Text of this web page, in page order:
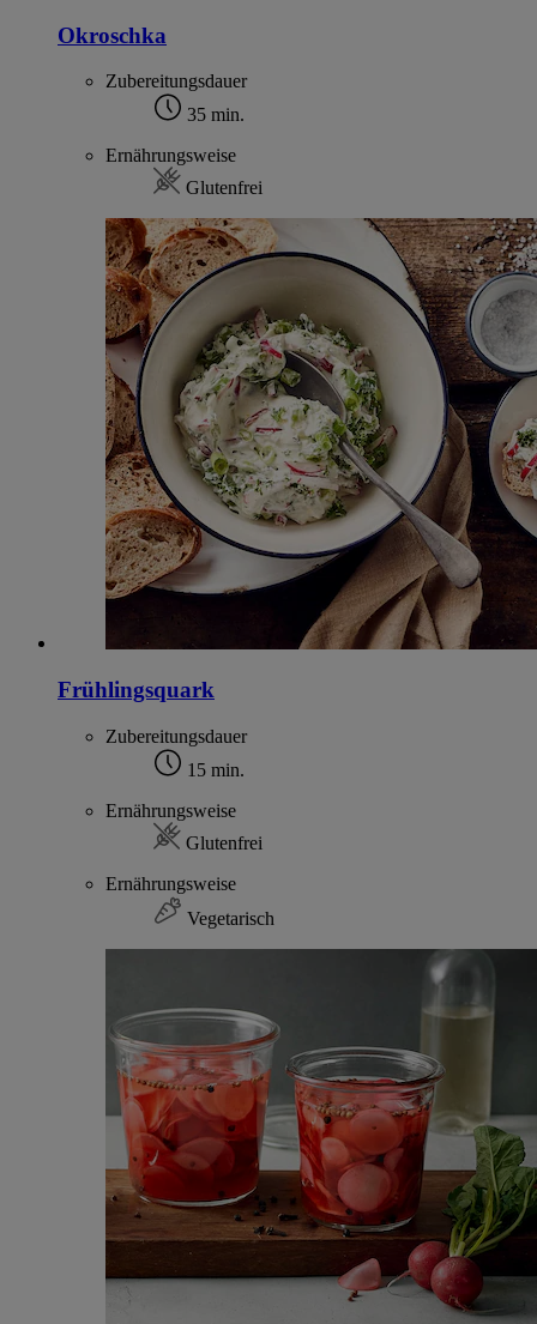
Okroschka
Zubereitungsdauer
35 min.
Ernährungsweise
Glutenfrei
Frühlingsquark
Zubereitungsdauer
15 min.
Ernährungsweise
Glutenfrei
Ernährungsweise
Vegetarisch